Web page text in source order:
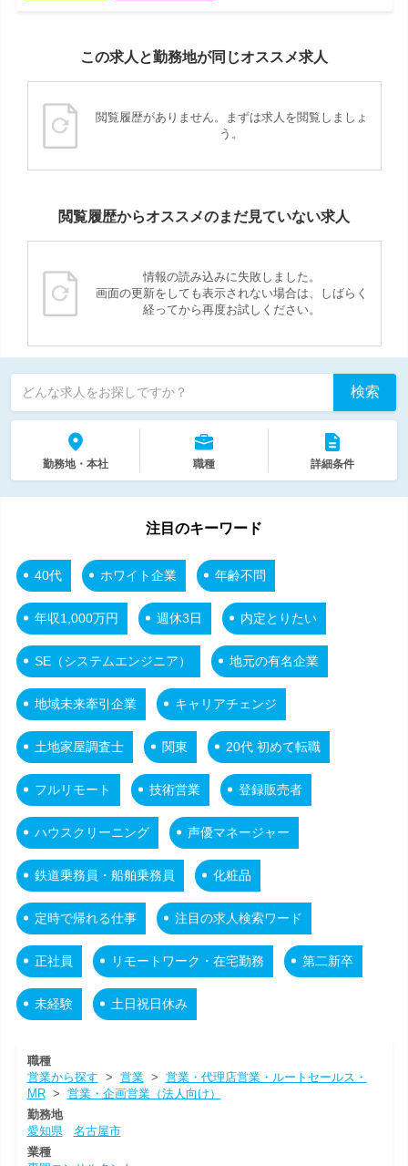
この求人と勤務地が同じオススメ求人
閲覧履歴がありません。まずは求人を閲覧しましょ
う。
閲覧履歴からオススメのまだ見ていない求人
情報の読み込みに失敗しました。
画面の更新をしても表示されない場合は、しばらく
経ってから再度お試しください。
どんな求人をお探しですか？ 検索
勤務地・本社 職種 詳細条件
注目のキーワード
40代 ホワイト企業 年齢不問
年収1,000万円 週休3日 内定とりたい
SE（システムエンジニア） 地元の有名企業
地域未来牽引企業 キャリアチェンジ
土地家屋調査士 関東 20代 初めて転職
フルリモート 技術営業 登録販売者
ハウスクリーニング 声優マネージャー
鉄道乗務員・船舶乗務員 化粧品
定時で帰れる仕事 注目の求人検索ワード
正社員 リモートワーク・在宅勤務 第二新卒
未経験 土日祝日休み
職種
営業から探す > 営業> 営業・代理店営業・ルートセールス・
MR> 営業・企画営業（法人向け）
勤務地
愛知県
名古屋市
業種